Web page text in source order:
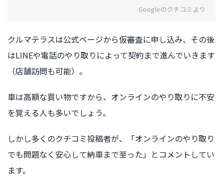
Googleのクチコミより
クルマテラスは公式ページから仮審査に申し込み、その後
はLINEや電話のやり取りによって契約まで進んでいきます
（店舗訪問も可能）。
車は高額な買い物ですから、オンラインのやり取りに不安
を覚える人も多いでしょう。
しかし多くのクチコミ投稿者が、「オンラインのやり取り
でも問題なく安心して納車まで至った」とコメントしてい
ます。